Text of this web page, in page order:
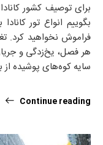
برای توصیف کشور
بگوییم انواع تور
فراموش نخواهید کرد.
هر فصل، یخ‌زدگی و
سایه کوه‌های پوشیده
Continue reading